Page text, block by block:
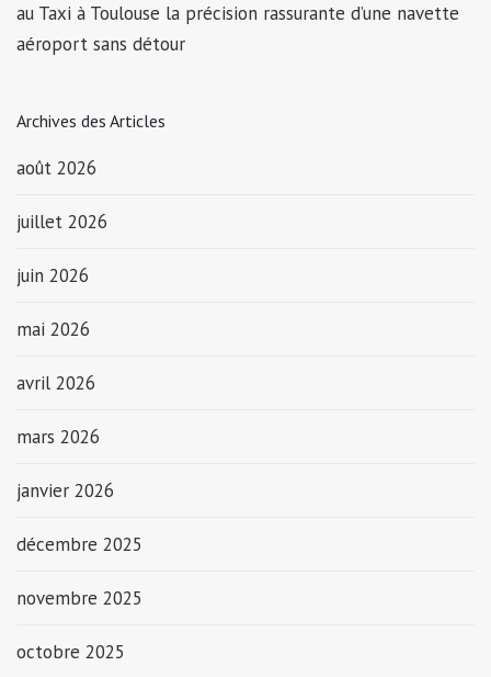
au Taxi à Toulouse la précision rassurante d’une navette
aéroport sans détour
Archives des Articles
août 2026
juillet 2026
juin 2026
mai 2026
avril 2026
mars 2026
janvier 2026
décembre 2025
novembre 2025
octobre 2025